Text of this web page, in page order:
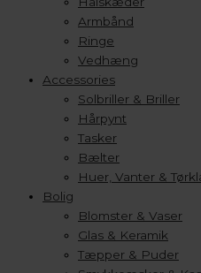
Armbånd
Ringe
Vedhæng
Accessories
Solbriller & Briller
Hårpynt
Tasker
Bælter
Huer, Vanter &
Bolig
Blomster & Vaser
Glas & Keramik
Tæpper & Puder